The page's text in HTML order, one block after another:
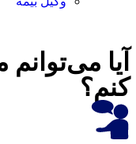
می‌توانم